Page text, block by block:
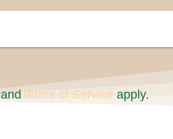
andTerms of Service apply.